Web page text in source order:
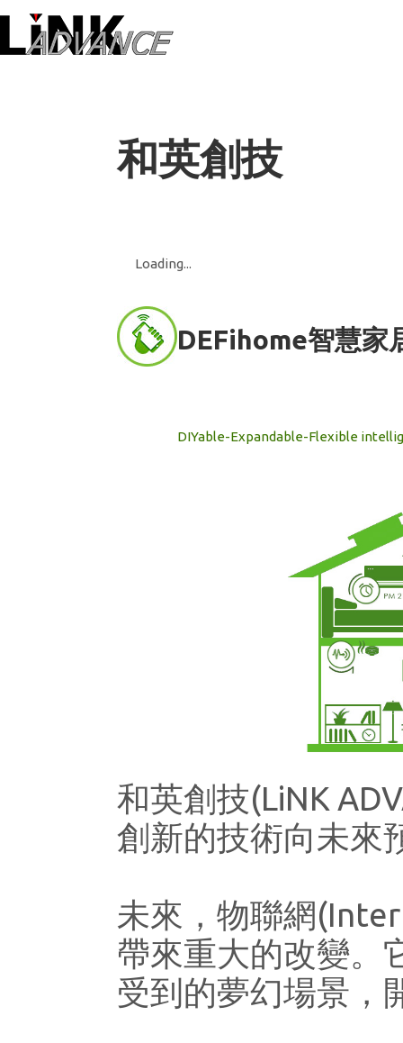
和英創技
Loading...
DEFihome智慧家
DIYable-Expandable-Flexible
和英創技(LiNK
創新的技術向未來
未來，物聯網
帶來重大的改變。
受到的夢幻場景，